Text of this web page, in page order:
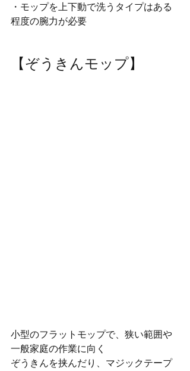
・モップを上下動で洗うタイプはある
程度の腕力が必要
【ぞうきんモップ】
小型のフラットモップで、狭い範囲や
一般家庭の作業に向く
ぞうきんを挟んだり、マジックテープ